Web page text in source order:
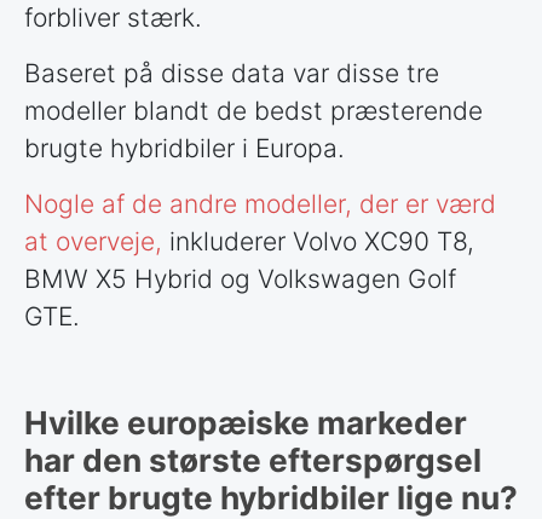
forbliver stærk.
Baseret på disse data var disse tre
modeller blandt de bedst præsterende
brugte hybridbiler i Europa.
Nogle af de andre modeller, der er værd
at overveje, inkluderer Volvo XC90 T8,
BMW X5 Hybrid og Volkswagen Golf
GTE.
Hvilke europæiske markeder
har den største efterspørgsel
efter brugte hybridbiler lige nu?